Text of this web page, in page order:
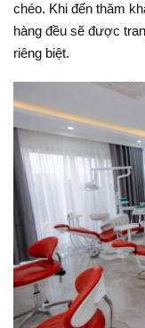
chéo. Khi đến thăm
hàng đều sẽ được
riêng biệt.